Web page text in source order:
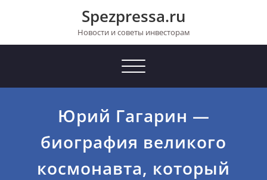
Spezpressa.ru
Новости и советы инвесторам
Toggle
Юрий Гагарин —
биография великого
космонавта, который